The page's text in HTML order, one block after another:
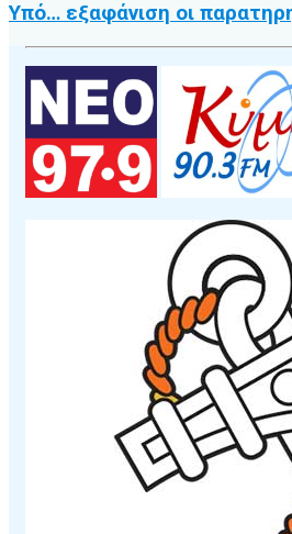
Υπό… εξαφάνιση οι